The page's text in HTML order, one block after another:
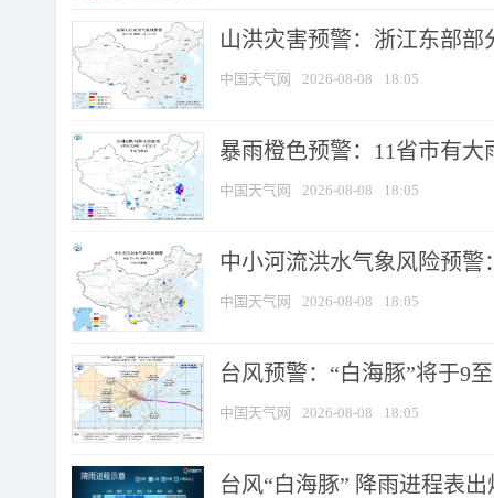
山洪灾害预警：浙江东部
中国天气网 2026-08-08 18:05
暴雨橙色预警：11省市有
中国天气网 2026-08-08 18:05
中小河流洪水气象风险预
中国天气网 2026-08-08 18:05
台风预警：“白海豚”将于9
中国天气网 2026-08-08 18:05
台风“白海豚” 降雨进程表